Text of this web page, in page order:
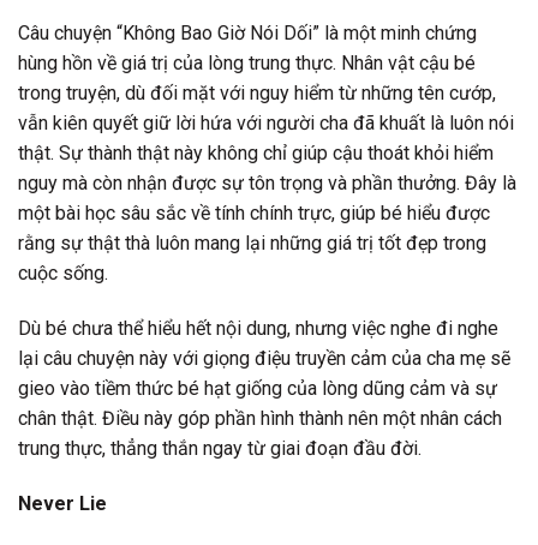
Câu chuyện “Không Bao Giờ Nói Dối” là một minh chứng
hùng hồn về giá trị của lòng trung thực. Nhân vật cậu bé
trong truyện, dù đối mặt với nguy hiểm từ những tên cướp,
vẫn kiên quyết giữ lời hứa với người cha đã khuất là luôn nói
thật. Sự thành thật này không chỉ giúp cậu thoát khỏi hiểm
nguy mà còn nhận được sự tôn trọng và phần thưởng. Đây là
một bài học sâu sắc về tính chính trực, giúp bé hiểu được
rằng sự thật thà luôn mang lại những giá trị tốt đẹp trong
cuộc sống.
Dù bé chưa thể hiểu hết nội dung, nhưng việc nghe đi nghe
lại câu chuyện này với giọng điệu truyền cảm của cha mẹ sẽ
gieo vào tiềm thức bé hạt giống của lòng dũng cảm và sự
chân thật. Điều này góp phần hình thành nên một nhân cách
trung thực, thẳng thắn ngay từ giai đoạn đầu đời.
Never Lie